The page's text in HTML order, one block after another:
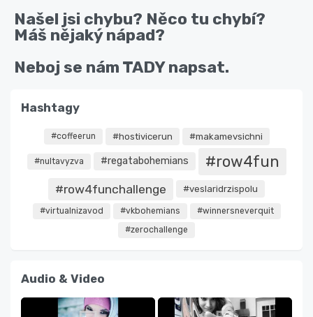
Našel jsi chybu? Něco tu chybí?
Máš nějaký nápad?
Neboj se nám TADY napsat.
Hashtagy
#coffeerun #hostivicerun #makamevsichni
#nultavyzva #regatabohemians #row4fun
#row4funchallenge #veslaridrzispolu
#virtualnizavod #vkbohemians
#winnersneverquit
#zerochallenge
Audio & Video